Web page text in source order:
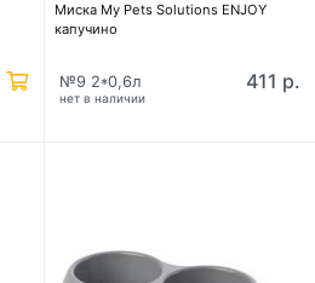
Миска My Pets Solutions ENJOY
капучино
нет в наличии
№9 2*0,6л 411 р.